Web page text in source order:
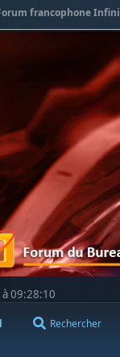
francophone
09:28:10
Rechercher